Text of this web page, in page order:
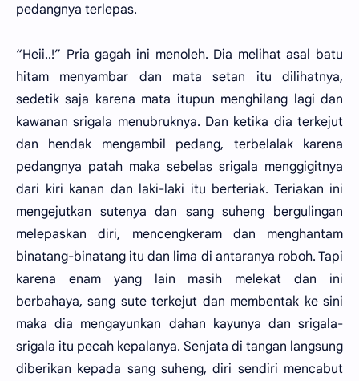
pedangnya terlepas.
“Heii..!” Pria gagah ini menoleh. Dia melihat asal batu
hitam menyambar dan mata setan itu dilihatnya,
sedetik saja karena mata itupun menghilang lagi dan
kawanan srigala menubruknya. Dan ketika dia terkejut
dan hendak mengambil pedang, terbelalak karena
pedangnya patah maka sebelas srigala menggigitnya
dari kiri kanan dan laki-laki itu berteriak. Teriakan ini
mengejutkan sutenya dan sang suheng bergulingan
melepaskan diri, mencengkeram dan menghantam
binatang-binatang itu dan lima di antaranya roboh. Tapi
karena enam yang lain masih melekat dan ini
berbahaya, sang sute terkejut dan membentak ke sini
maka dia mengayunkan dahan kayunya dan srigala-
srigala itu pecah kepalanya. Senjata di tangan langsung
diberikan kepada sang suheng, diri sendiri mencabut